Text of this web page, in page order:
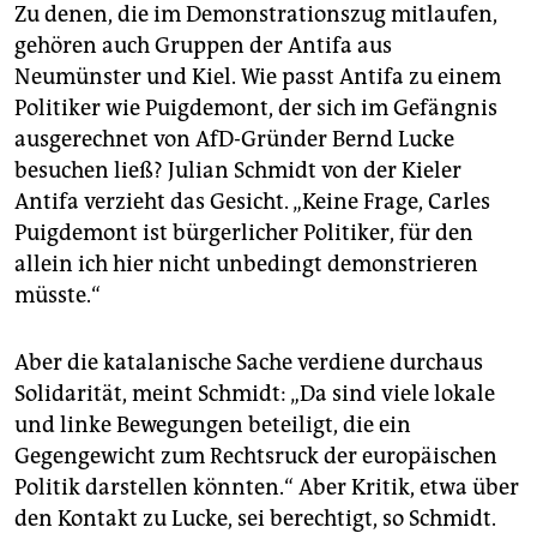
Zu denen, die im Demonstrationszug mitlaufen,
gehören auch Gruppen der Antifa aus
Neumünster und Kiel. Wie passt Antifa zu einem
Politiker wie Puigdemont, der sich im Gefängnis
ausgerechnet von AfD-Gründer Bernd Lucke
besuchen ließ? Julian Schmidt von der Kieler
Antifa verzieht das Gesicht. „Keine Frage, Carles
Puigdemont ist bürgerlicher Politiker, für den
allein ich hier nicht unbedingt demonstrieren
müsste.“
Aber die katalanische Sache verdiene durchaus
Solidarität, meint Schmidt: „Da sind viele lokale
und linke Bewegungen beteiligt, die ein
Gegengewicht zum Rechtsruck der europäischen
Politik darstellen könnten.“ Aber Kritik, etwa über
den Kontakt zu Lucke, sei berechtigt, so Schmidt.